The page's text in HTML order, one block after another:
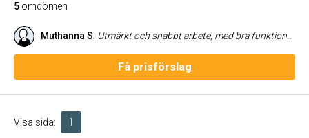
5 omdömen
Muthanna S: Utmärkt och snabbt arbete, med bra funktioner. Rent och underbart arbete.
Få prisförslag
Visa sida: 1